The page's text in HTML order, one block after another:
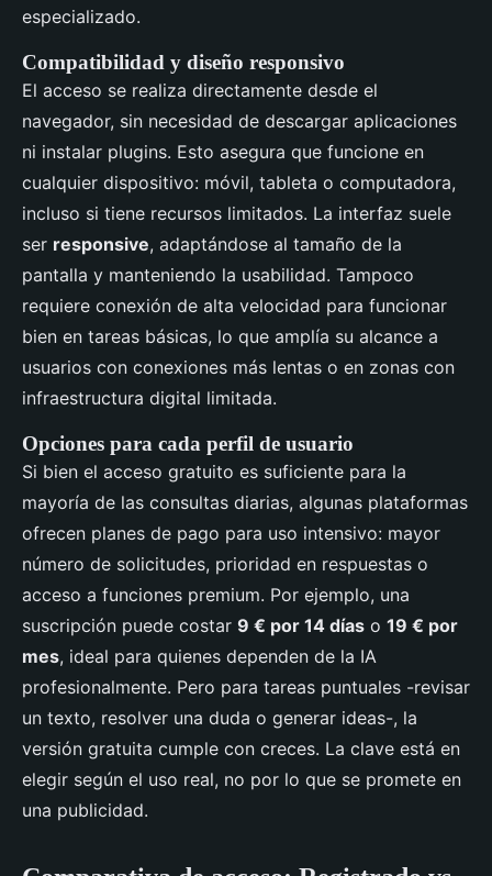
especializado.
Compatibilidad y diseño responsivo
El acceso se realiza directamente desde el
navegador, sin necesidad de descargar aplicaciones
ni instalar plugins. Esto asegura que funcione en
cualquier dispositivo: móvil, tableta o computadora,
incluso si tiene recursos limitados. La interfaz suele
ser responsive, adaptándose al tamaño de la
pantalla y manteniendo la usabilidad. Tampoco
requiere conexión de alta velocidad para funcionar
bien en tareas básicas, lo que amplía su alcance a
usuarios con conexiones más lentas o en zonas con
infraestructura digital limitada.
Opciones para cada perfil de usuario
Si bien el acceso gratuito es suficiente para la
mayoría de las consultas diarias, algunas plataformas
ofrecen planes de pago para uso intensivo: mayor
número de solicitudes, prioridad en respuestas o
acceso a funciones premium. Por ejemplo, una
suscripción puede costar 9 € por 14 días o 19 € por
mes, ideal para quienes dependen de la IA
profesionalmente. Pero para tareas puntuales -revisar
un texto, resolver una duda o generar ideas-, la
versión gratuita cumple con creces. La clave está en
elegir según el uso real, no por lo que se promete en
una publicidad.